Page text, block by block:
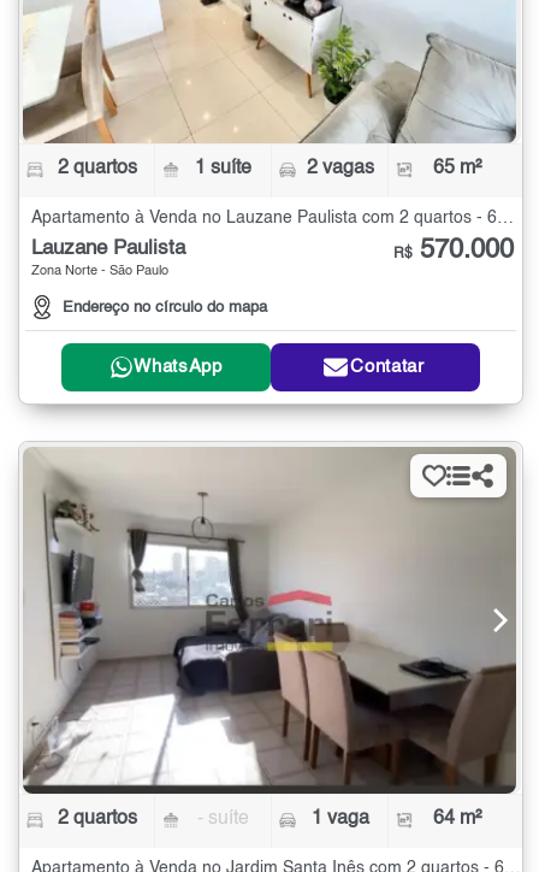
2 quartos 1 suíte 2 vagas 65 m²
Apartamento à Venda no Lauzane Paulista com 2 quartos - 65 m²
Lauzane Paulista
Zona Norte - São Paulo
Endereço no círculo do mapa
R$ 570.000
WhatsApp Contatar
2 quartos - suíte 1 vaga 64 m²